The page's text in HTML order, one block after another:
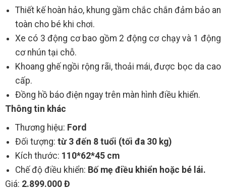
Thiết kế hoàn hảo, khung gầm chắc chắn đảm bảo an
toàn cho bé khi chơi.
Xe có 3 động cơ bao gồm 2 động cơ chạy và 1 động
cơ nhún tại chỗ.
Khoang ghế ngồi rộng rãi, thoải mái, được bọc da cao
cấp.
Đồng hồ báo điện ngay trên màn hình điều khiển.
Thông tin khác
Thương hiệu: Ford
Đối tượng: từ 3 đến 8 tuổi (tối đa 30 kg)
Kích thước: 110*62*45 cm
Chế độ điều khiển: Bố mẹ điều khiển hoặc bé lái.
Giá: 2.899.000 Đ